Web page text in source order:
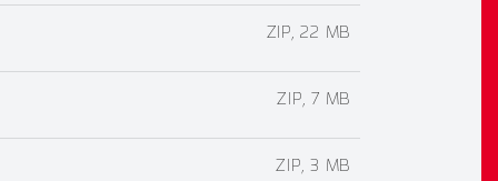
ZIP, 22 MB
ZIP, 7 MB
ZIP, 3 MB